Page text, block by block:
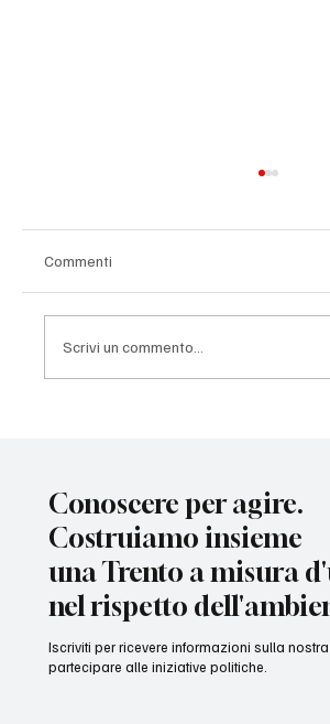
Commenti
Scrivi un commento...
Conoscere per agire.
Costruiamo insieme
una Trento a misura
nel rispetto
Iscriviti per ricevere informazioni sulla
partecipare alle iniziative politiche.